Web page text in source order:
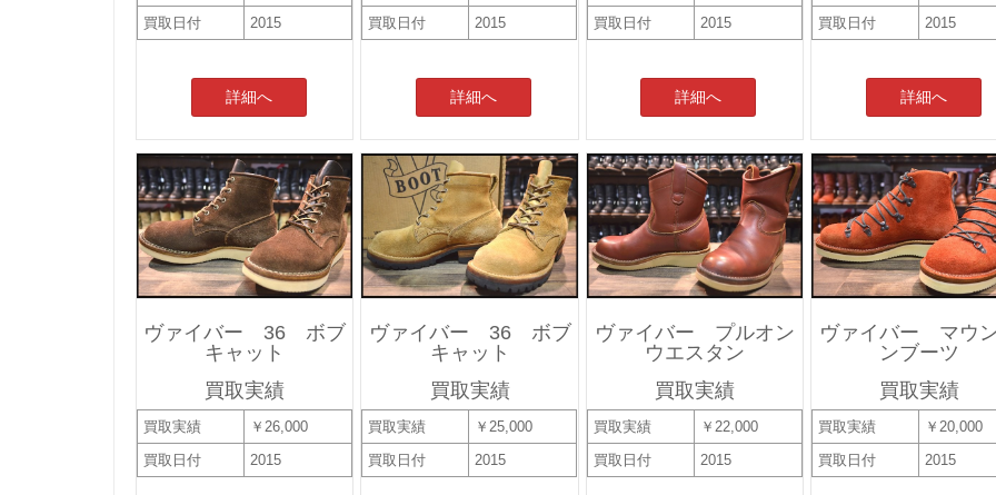
買取日付
2015
詳細へ
買取日付
2015
詳細へ
買取日付
2015
詳細へ
買取日付
2015
詳細へ
ヴァイバー 36 ボブ
キャット
買取実績
買取実績
￥26,000
買取日付
2015
ヴァイバー 36 ボブ
キャット
買取実績
買取実績
￥25,000
買取日付
2015
ヴァイバー プルオン
ウエスタン
買取実績
買取実績
￥22,000
買取日付
2015
ヴァイバー マウ
ンブーツ
買取実績
買取実績
￥20,000
買取日付
2015